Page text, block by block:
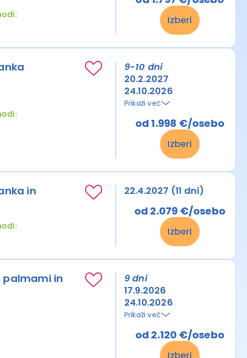
Izberi
9-10 dni
20.2.2027
24.10.2026
Prikaži več
od 1.998 €/osebo
Izberi
in
22.4.2027 (11 dni)
od 2.079 €/osebo
Izberi
palmami in
9 dni
17.9.2026
24.10.2026
Prikaži več
od 2.120 €/osebo
Izberi